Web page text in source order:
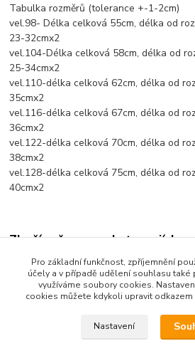
Tabulka rozměrů (tolerance +-1-2cm)
vel.98- Délka celková 55cm, délka od
23-32cmx2
vel.104-Délka celková 58cm, délka od
25-34cmx2
vel.110-délka celková 62cm, délka od
35cmx2
vel.116-délka celková 67cm, délka od
36cmx2
vel.122-délka celková 70cm, délka od
38cmx2
vel.128-délka celková 75cm, délka od
40cmx2
Zboží zařazeno v kategoriích
Dětské oblečení
Dětské kalhoty
Pro základní funkčnost, zpříjemnění
účely a v případě udělení souhlasu také
využíváme soubory cookies.
cookies můžete kdykoli upravit
Nastavení